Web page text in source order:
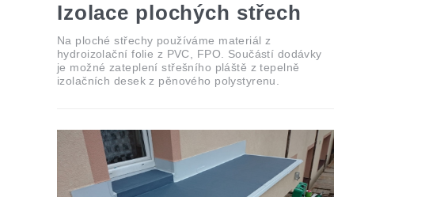
Izolace plochých střech
Na ploché střechy používáme materiál z
hydroizolační folie z PVC, FPO. Součástí dodávky
je možné zateplení střešního pláště z tepelně
izolačních desek z pěnového polystyrenu.